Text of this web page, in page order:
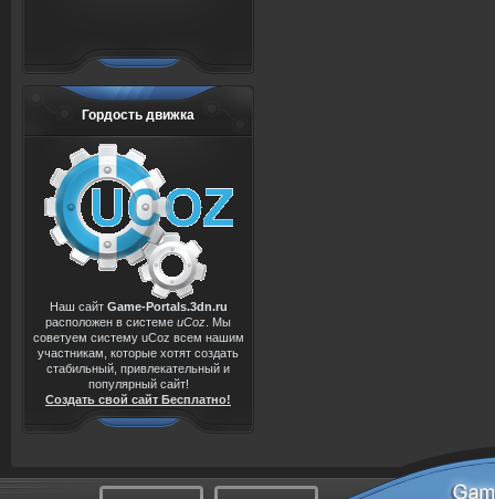
Гордость движка
Наш сайт Game-Portals.3dn.ru
расположен в системе uCoz . Мы
советуем систему uCoz всем нашим
участникам, которые хотят создать
стабильный, привлекательный и
популярный сайт!
Создать свой сайт Бесплатно!